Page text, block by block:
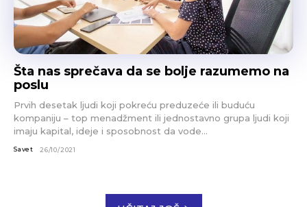
Šta nas sprečava da se bolje razumemo na
poslu
Prvih desetak ljudi koji pokreću preduzeće ili buduću
kompaniju – top menadžment ili jednostavno grupa ljudi koji
imaju kapital, ideje i sposobnost da vode...
Savet 26/10/2021